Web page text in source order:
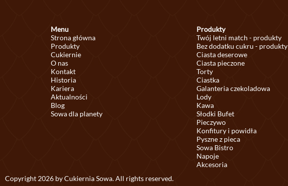
Menu
Strona główna
Produkty
Cukiernie
O nas
Kontakt
Historia
Kariera
Aktualności
Blog
Sowa dla planety
Produkty
Twój letni match - produkty
Bez dodatku cukru - produkty
Ciasta deserowe
Ciasta pieczone
Torty
Ciastka
Galanteria czekoladowa
Lody
Kawa
Słodki Bufet
Pieczywo
Konfitury i powidła
Pyszne z pieca
Sowa Bistro
Napoje
Akcesoria
Copyright 2026 by Cukiernia Sowa. All rights reserved.